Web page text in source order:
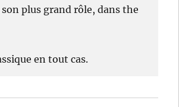
plus grand rôle, dans the
en tout cas.